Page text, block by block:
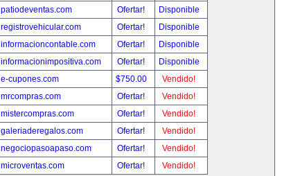
patiodeventas.com
Ofertar!
Disponible
registrovehicular.com
Ofertar!
Disponible
informacioncontable.com
Ofertar!
Disponible
informacionimpositiva.com
Ofertar!
Disponible
e-cupones.com
$750.00
Vendido!
mrcompras.com
Ofertar!
Vendido!
mistercompras.com
Ofertar!
Vendido!
galeriaderegalos.com
Ofertar!
Vendido!
negociopasoapaso.com
Ofertar!
Vendido!
microventas.com
Ofertar! Vendido!